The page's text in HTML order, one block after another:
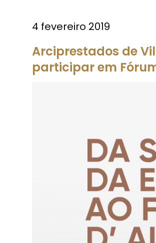
4 fevereiro 2019
Arciprestados de
participar em